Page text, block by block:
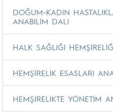
DOĞUM-KADIN
ANABİLİM DALI
HALK SAĞLIĞI
HEMŞİRELİK ESASLARI
HEMŞİRELİKTE YÖNETİM